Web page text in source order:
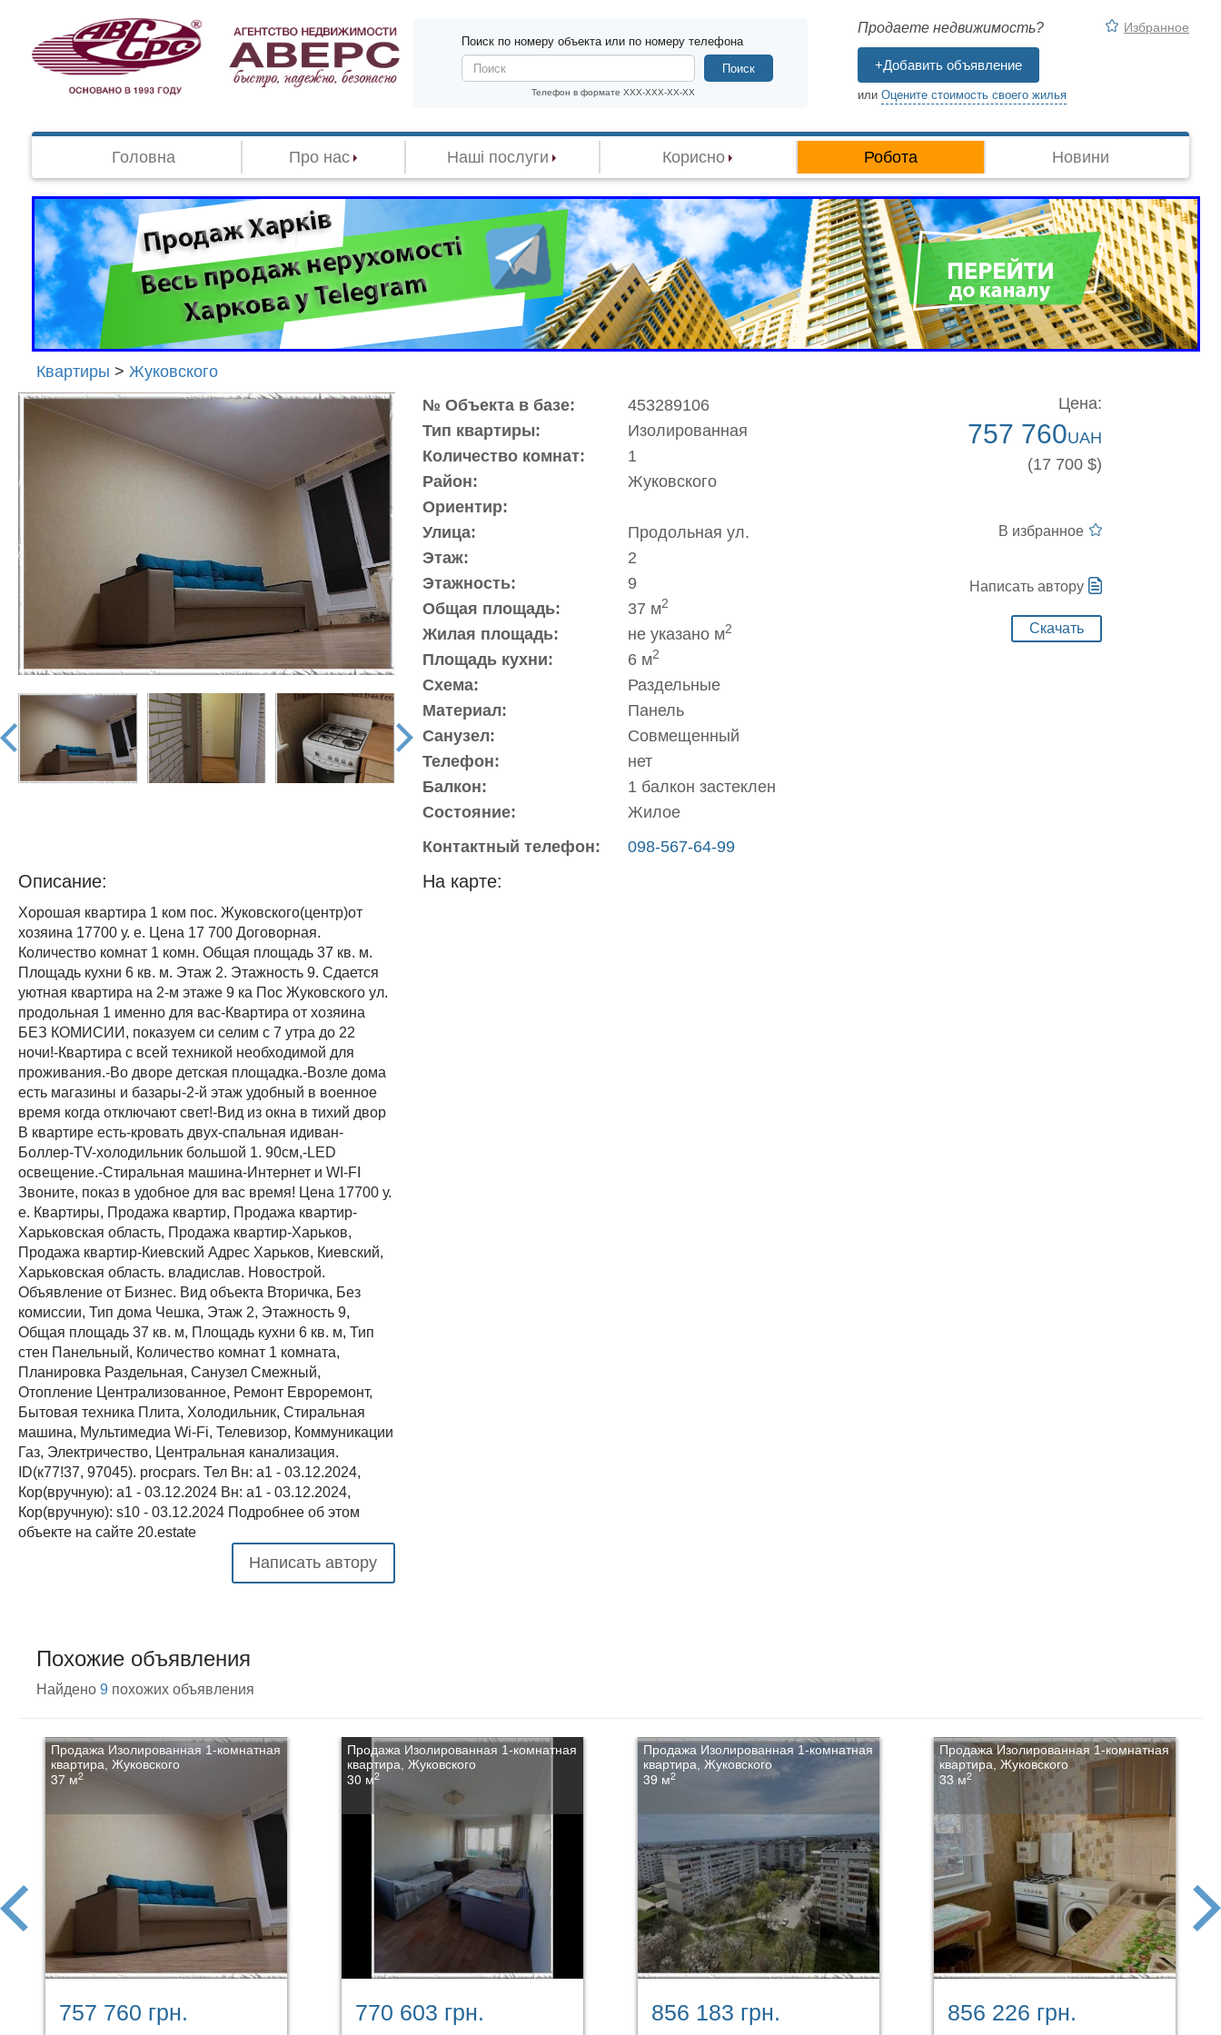
Поиск по номеру объекта или по номеру телефона
Телефон в формате XXX-XXX-XX-XX
Поиск
Продаете недвижимость?
+Добавить объявление
или Оцените стоимость своего жилья
Избранное
Головна Про нас Наші послуги Корисно Робота Новини
Квартиры > Жуковского
Агенство
недвижимости
"Аверс"
prev
next
№ Объекта в базе:
453289106
Тип квартиры:
Изолированная
Количество комнат:
1
Район:
Жуковского
Ориентир:
Улица:
Продольная ул.
Этаж:
2
Этажность:
9
Общая площадь:
37 м2
Жилая площадь: не указано м2
Площадь кухни: 6 м2
Схема:
Раздельные
Материал:
Панель
Санузел:
Совмещенный
Телефон:
нет
Балкон:
1 балкон застеклен
Состояние:
Жилое
Контактный телефон:
098-567-64-99
Цена:
757 760UAH
(17 700 $)
В избранное
Написать автору
Скачать
Описание:
Хорошая квартира 1 ком пос. Жуковского(центр)от
хозяина 17700 у. е. Цена 17 700 Договорная.
Количество комнат 1 комн. Общая площадь 37 кв. м.
Площадь кухни 6 кв. м. Этаж 2. Этажность 9. Сдается
уютная квартира на 2-м этаже 9 ка Пос Жуковского ул.
продольная 1 именно для вас-Квартира от хозяина
БЕЗ КОМИСИИ, показуем си селим с 7 утра до 22
ночи!-Квартира с всей техникой необходимой для
проживания.-Во дворе детская площадка.-Возле дома
есть магазины и базары-2-й этаж удобный в военное
время когда отключают свет!-Вид из окна в тихий двор
В квартире есть-кровать двух-спальная идиван-
Боллер-TV-холодильник большой 1. 90см,-LED
освещение.-Стиральная машина-Интернет и WI-FI
Звоните, показ в удобное для вас время! Цена 17700 у.
е. Квартиры, Продажа квартир, Продажа квартир-
Харьковская область, Продажа квартир-Харьков,
Продажа квартир-Киевский Адрес Харьков, Киевский,
Харьковская область. владислав. Новострой.
Объявление от Бизнес. Вид объекта Вторичка, Без
комиссии, Тип дома Чешка, Этаж 2, Этажность 9,
Общая площадь 37 кв. м, Площадь кухни 6 кв. м, Тип
стен Панельный, Количество комнат 1 комната,
Планировка Раздельная, Санузел Смежный,
Отопление Централизованное, Ремонт Евроремонт,
Бытовая техника Плита, Холодильник, Стиральная
машина, Мультимедиа Wi-Fi, Телевизор, Коммуникации
Газ, Электричество, Центральная канализация.
ID(к77!37, 97045). procpars. Тел Вн: a1 - 03.12.2024,
Кор(вручную): a1 - 03.12.2024 Вн: a1 - 03.12.2024,
Кор(вручную): s10 - 03.12.2024 Подробнее об этом
объекте на сайте 20.estate
Написать автору
На карте:
Похожие объявления
Найдено 9 похожих объявления
Продажа Изолированная 1-комнатная
квартира, Жуковского
37 м2
757 760 грн.
Продажа Изолированная 1-комнатная
квартира, Жуковского
30 м2
770 603 грн.
Продажа Изолированная 1-комнатная
квартира, Жуковского
39 м2
856 183 грн.
Продажа Изолированная 1-комнатная
квартира, Жуковского
33 м2
856 226 грн.
prev
next